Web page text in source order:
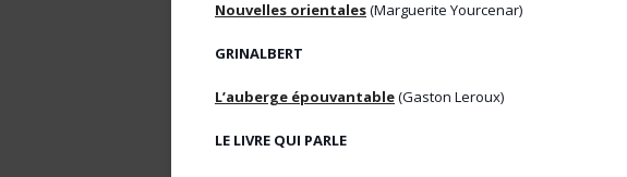
Nouvelles orientales(Marguerite Yourcenar)
GRINALBERT
L’auberge épouvantable(Gaston Leroux)
LE LIVRE QUI PARLE